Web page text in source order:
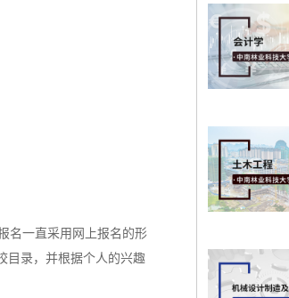
名一直采用网上报名的形
目录，并根据个人的兴趣